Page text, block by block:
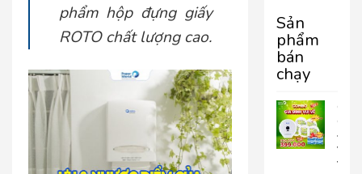
phẩm hộp đựng giấy
ROTO chất lượng cao.
Phòng Tắm
Resort
Sản
phẩm
bán
chạy
GIA
VUI
VẺ